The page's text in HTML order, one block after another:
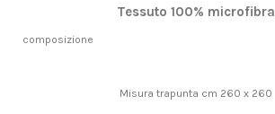
composizione
Tessuto 100% microfibra
Misura trapunta cm 260 x 260